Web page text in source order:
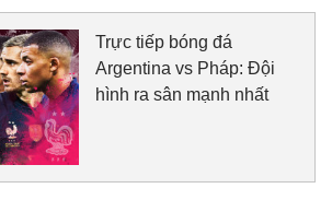
Trực tiếp bóng đá
Argentina vs Pháp: Đội
hình ra sân mạnh nhất